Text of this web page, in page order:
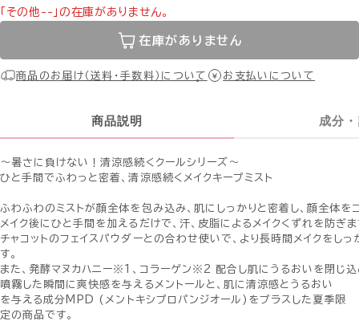
「その他--」の在庫がありません。
在庫がありません
商品のお届け（送料・手数料）について お支払いについて
商品説明 成分
〜暑さに負けない！清涼感続くクールシリーズ〜
ひと手間でふわっと密着、清涼感続くメイクキープミスト
ふわふわのミストが顔全体を包み込み、肌にしっかりと密着し、顔全体を
メイク後にひと手間を加えるだけで、汗、皮脂によるメイクくずれを防ぎま
チャコットのフェイスパウダーとの合わせ使いで、より長時間メイクをしっ
す。
また、発酵マヌカハニー※1、コラーゲン※2 配合し肌にうるおいを閉じ込
噴霧した瞬間に爽快感を与えるメントールと、肌に清涼感とうるおい
を与える成分MPD (メントキシプロパンジオール)をプラスした夏季限
定の商品です。